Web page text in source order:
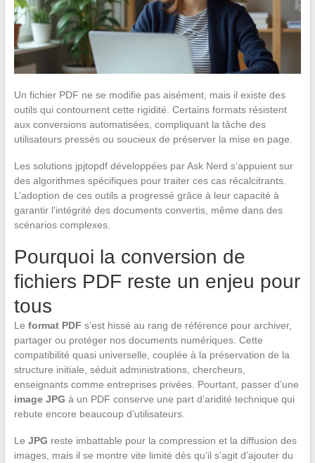
Un fichier PDF ne se modifie pas aisément, mais il existe des
outils qui contournent cette rigidité. Certains formats résistent
aux conversions automatisées, compliquant la tâche des
utilisateurs pressés ou soucieux de préserver la mise en page.
Les solutions jpjtopdf développées par Ask Nerd s’appuient sur
des algorithmes spécifiques pour traiter ces cas récalcitrants.
L’adoption de ces outils a progressé grâce à leur capacité à
garantir l’intégrité des documents convertis, même dans des
scénarios complexes.
Pourquoi la conversion de
fichiers PDF reste un enjeu pour
tous
Le format PDF s’est hissé au rang de référence pour archiver,
partager ou protéger nos documents numériques. Cette
compatibilité quasi universelle, couplée à la préservation de la
structure initiale, séduit administrations, chercheurs,
enseignants comme entreprises privées. Pourtant, passer d’une
image JPG à un PDF conserve une part d’aridité technique qui
rebute encore beaucoup d’utilisateurs.
Le JPG reste imbattable pour la compression et la diffusion des
images, mais il se montre vite limité dès qu’il s’agit d’ajouter du